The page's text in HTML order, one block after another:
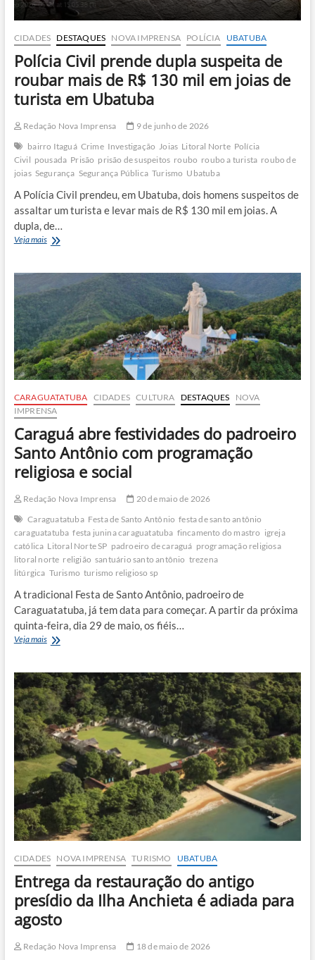
CIDADES DESTAQUES NOVA IMPRENSA POLÍCIA UBATUBA
Polícia Civil prende dupla suspeita de
roubar mais de R$ 130 mil em joias de
turista em Ubatuba
Redação Nova Imprensa
9 de junho de 2026
bairro Itaguá Crime Investigação Joias Litoral Norte Polícia
Civil pousada Prisão prisão de suspeitos roubo roubo a turista roubo de
joias Segurança Segurança Pública Turismo Ubatuba
A Polícia Civil prendeu, em Ubatuba, dois homens suspeitos de
assaltar um turista e levar mais de R$ 130 mil em joias. A
dupla, de…
Veja maisPolícia
suspeita
de
roubar
mais
de
R$
130
mil
joias
de
turista
em
Ubatuba
CARAGUATATUBA CIDADES CULTURA DESTAQUES
NOVA
IMPRENSA
Caraguá abre festividades do padroeiro
Santo Antônio com programação
religiosa e social
Redação Nova Imprensa
20 de maio de 2026
Caraguatatuba Festa de Santo Antônio festa de santo antônio
caraguatatuba festa junina caraguatatuba fincamento do mastro igreja
católica Litoral Norte SP padroeiro de caraguá programação religiosa
litoral norte religião santuário santo antônio trezena
litúrgica Turismo turismo religioso sp
A tradicional Festa de Santo Antônio, padroeiro de
Caraguatatuba, já tem data para começar. A partir da próxima
quinta-feira, dia 29 de maio, os fiéis…
Veja maisCaraguá
do
padroeiro
Santo
Antônio
com
programação
religiosa
e
social
CIDADES NOVA IMPRENSA TURISMO UBATUBA
Entrega da restauração do antigo
presídio da Ilha Anchieta é adiada para
agosto
Redação Nova Imprensa
18 de maio de 2026